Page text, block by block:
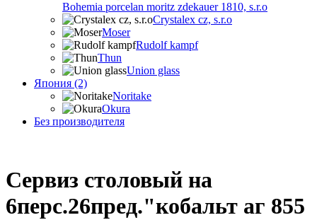
Bohemia porcelan moritz zdekauer 1810, s.r.o
Crystalex cz, s.r.o
Moser
Rudolf kampf
Thun
Union glass
Япония (2)
Noritake
Okura
Без производителя
Сервиз столовый на
6перс.26пред."кобальт аг 855